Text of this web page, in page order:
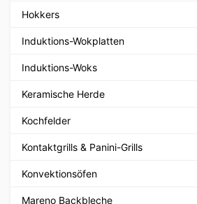
Hokkers
Induktions-Wokplatten
Induktions-Woks
Keramische Herde
Kochfelder
Kontaktgrills & Panini-Grills
Konvektionsöfen
Mareno Backbleche